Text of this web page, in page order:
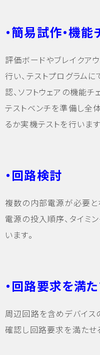
・簡易試作・機能
評価ボードやブレイクア
行い、テストプログラム
認、ソフトウェアの機能
テストベンチを準備し全
るか実機テストを行います
・回路検討
複数の内部電源が必要
電源の投入順序、タイミ
います。
・回路要求を満
周辺回路を含めデバイ
確認し回路要求を満たせ